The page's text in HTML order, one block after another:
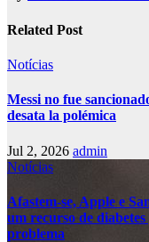
Related Post
Notícias
Messi no fue
desata la polémica
Jul 2, 2026 admin
Notícias
Afastem-se, Apple e
um recurso de
problema